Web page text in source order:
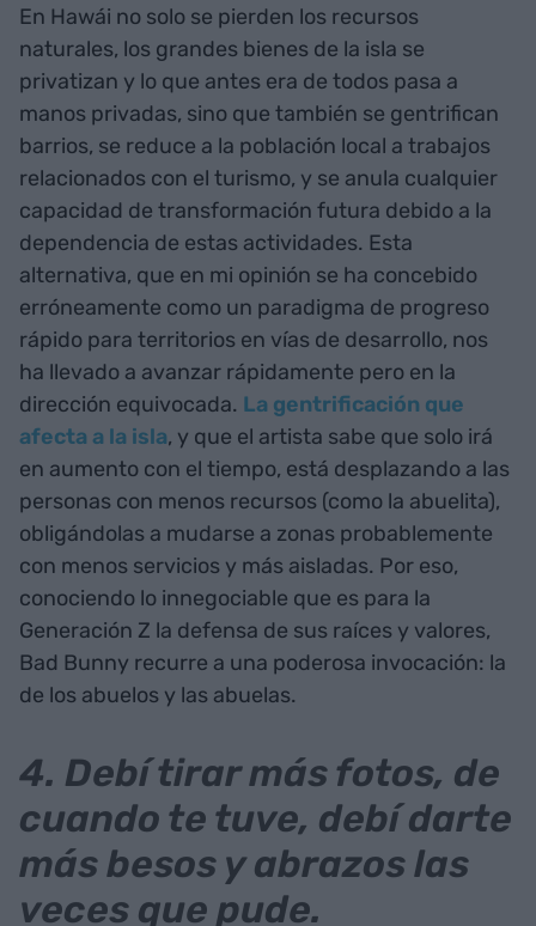
En Hawái no solo se pierden los recursos
naturales, los grandes bienes de la isla se
privatizan y lo que antes era de todos pasa a
manos privadas, sino que también se gentrifican
barrios, se reduce a la población local a trabajos
relacionados con el turismo, y se anula cualquier
capacidad de transformación futura debido a la
dependencia de estas actividades. Esta
alternativa, que en mi opinión se ha concebido
erróneamente como un paradigma de progreso
rápido para territorios en vías de desarrollo, nos
ha llevado a avanzar rápidamente pero en la
dirección equivocada. La gentrificación que
afecta a la isla, y que el artista sabe que solo irá
en aumento con el tiempo, está desplazando a las
personas con menos recursos (como la abuelita),
obligándolas a mudarse a zonas probablemente
con menos servicios y más aisladas. Por eso,
conociendo lo innegociable que es para la
Generación Z la defensa de sus raíces y valores,
Bad Bunny recurre a una poderosa invocación: la
de los abuelos y las abuelas.
4. Debí tirar más fotos, de
cuando te tuve, debí darte
más besos y abrazos las
veces que pude.